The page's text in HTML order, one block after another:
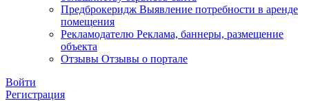
Предброкеридж Выявление потребности в аренде
помещения
Рекламодателю Реклама, баннеры, размещение
объекта
Отзывы Отзывы о портале
Войти
Регистрация